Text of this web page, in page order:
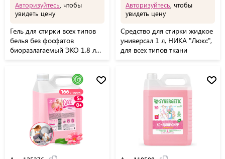
Авторизуйтесь , чтобы
увидеть цену
Гель для стирки всех типов
белья без фосфатов
биоразлагаемый ЭКО 1,8 л
Авторизуйтесь , чтобы
увидеть цену
Средство для стирки жидкое
универсал 1 л, НИКА "Люкс",
для всех типов ткани